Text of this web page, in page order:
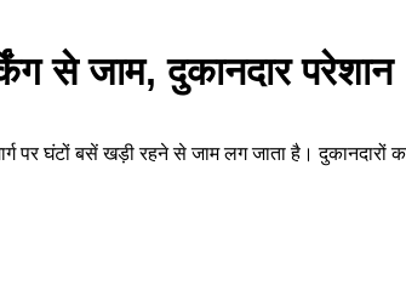
से जाम, दुकानदार परेशान
पर घंटों बसें खड़ी रहने से जाम लग जाता है।